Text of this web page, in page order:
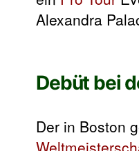
Alexandra
Debüt bei
Der in Boston